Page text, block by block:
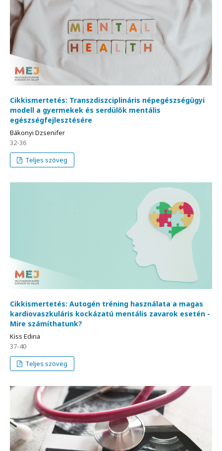
Cikkismertetés: Transzdiszciplináris népegészségügyi
modell a gyermekek és serdülők mentális
egészségfejlesztésére
Bákonyi Dzsenifer
32-36
Teljes szöveg
Cikkismertetés: Autogén tréning használata a magas
kardiovaszkuláris kockázatú mentális zavarok esetén -
Mire számíthatunk?
Kiss Edina
37-40
Teljes szöveg